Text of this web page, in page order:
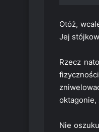
Otóż,
Jej
Rzecz
oktagonie,
Nie